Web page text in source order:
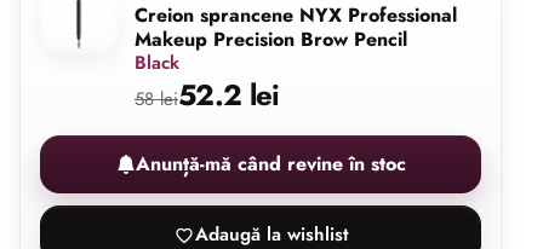
Creion sprancene NYX Professional
Makeup Precision Brow Pencil
Black
58 lei52.2 lei
Anunță-mă când revine în stoc
Adaugă la wishlist